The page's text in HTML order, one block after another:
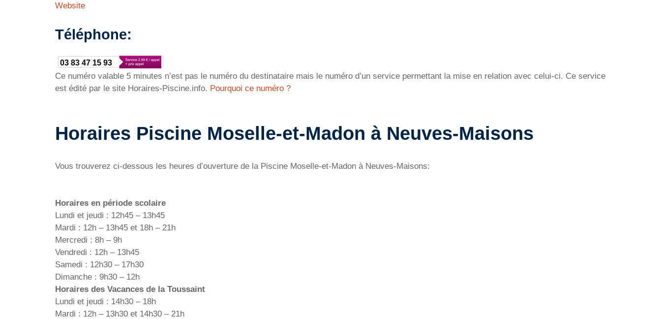
Website
Téléphone:
03 83 47 15 93
Ce numéro valable 5 minutes n’est pas le numéro du destinataire mais le numéro d’un service permettant la mise en relation avec celui-ci. Ce service
est édité par le site Horaires-Piscine.info. Pourquoi ce numéro ?
Horaires Piscine Moselle-et-Madon à Neuves-Maisons
Vous trouverez ci-dessous les heures d’ouverture de la Piscine Moselle-et-Madon à Neuves-Maisons:
Horaires en période scolaire
Lundi et jeudi : 12h45 – 13h45
Mardi : 12h – 13h45 et 18h – 21h
Mercredi : 8h – 9h
Vendredi : 12h – 13h45
Samedi : 12h30 – 17h30
Dimanche : 9h30 – 12h
Horaires des Vacances de la Toussaint
Lundi et jeudi : 14h30 – 18h
Mardi : 12h – 13h30 et 14h30 – 21h